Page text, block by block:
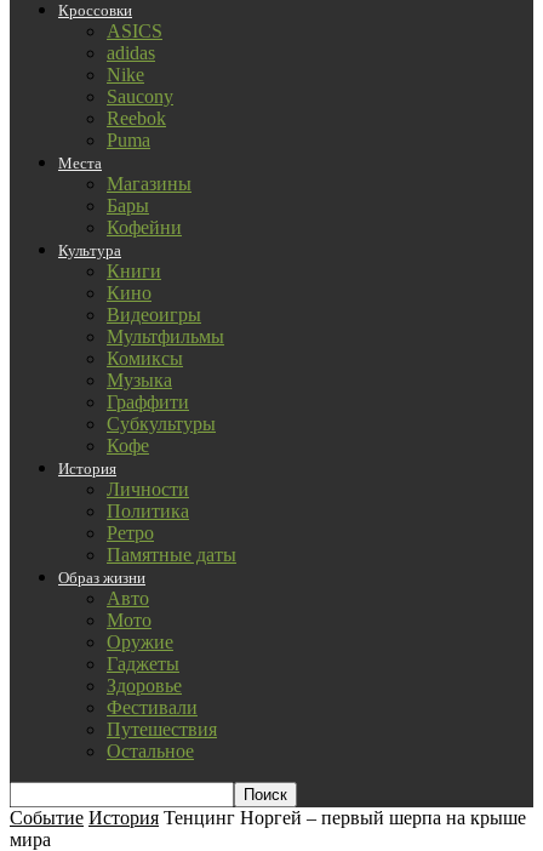
Кроссовки
ASICS
adidas
Nike
Saucony
Reebok
Puma
Места
Магазины
Бары
Кофейни
Культура
Книги
Кино
Видеоигры
Мультфильмы
Комиксы
Музыка
Граффити
Субкультуры
Кофе
История
Личности
Политика
Ретро
Памятные даты
Образ жизни
Авто
Мото
Оружие
Гаджеты
Здоровье
Фестивали
Путешествия
Остальное
Событие История Тенцинг Норгей – первый шерпа на крыше
мира